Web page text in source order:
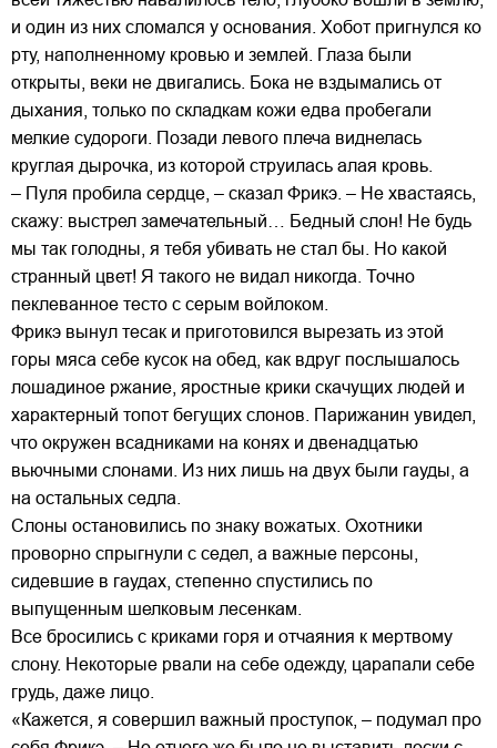
и один из них сломался у основания. Хобот пригнулся ко
рту, наполненному кровью и землей. Глаза были
открыты, веки не двигались. Бока не вздымались от
дыхания, только по складкам кожи едва пробегали
мелкие судороги. Позади левого плеча виднелась
круглая дырочка, из которой струилась алая кровь.
– Пуля пробила сердце, – сказал Фрикэ. – Не хвастаясь,
скажу: выстрел замечательный… Бедный слон! Не будь
мы так голодны, я тебя убивать не стал бы. Но какой
странный цвет! Я такого не видал никогда. Точно
пеклеванное тесто с серым войлоком.
Фрикэ вынул тесак и приготовился вырезать из этой
горы мяса себе кусок на обед, как вдруг послышалось
лошадиное ржание, яростные крики скачущих людей и
характерный топот бегущих слонов. Парижанин увидел,
что окружен всадниками на конях и двенадцатью
вьючными слонами. Из них лишь на двух были гауды, а
на остальных седла.
Слоны остановились по знаку вожатых. Охотники
проворно спрыгнули с седел, а важные персоны,
сидевшие в гаудах, степенно спустились по
выпущенным шелковым лесенкам.
Все бросились с криками горя и отчаяния к мертвому
слону. Некоторые рвали на себе одежду, царапали себе
грудь, даже лицо.
«Кажется, я совершил важный проступок, – подумал про